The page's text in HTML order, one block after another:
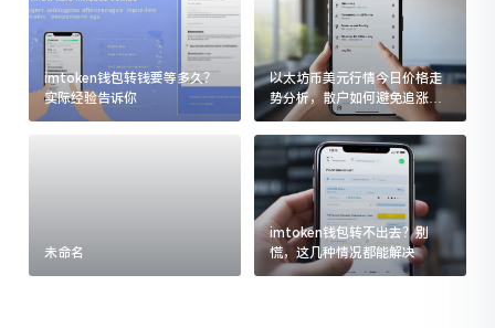
imtoken钱包转钱要等多久？
实际经验告诉你
以太坊币美元行情今日价格走
势分析，散户如何避免追涨杀
跌被套牢
未命名
imtoken钱包转不出去？别
慌，这几种情况都能解决